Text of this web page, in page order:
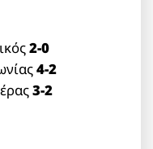
2-0
4-2
3-2